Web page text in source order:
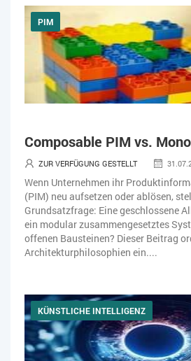
PIM
Composable PIM vs.
ZUR VERFÜGUNG GESTELLT
Wenn Unternehmen ihr
(PIM) neu aufsetzen oder ablösen,
Grundsatzfrage: Eine geschlossene
ein modular zusammengesetztes
offenen Bausteinen? Dieser Beitrag
Architekturphilosophien ein....
KÜNSTLICHE INTELLIGENZ